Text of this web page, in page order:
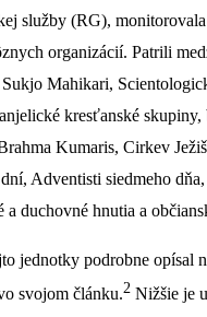
služby (RG),
organizácií. Patrili
Mahikari,
kresťanské skupiny,
Kumaris, Cirkev
Adventisti siedmeho
a duchovné hnutia a
jednotky podrobne opísal
svojom článku.2 Nižšie je